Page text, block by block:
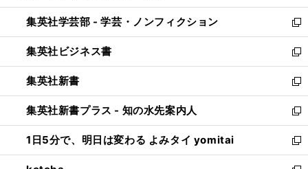
開
く
ウ
で
開
く
ン
ド
ウ
で
開
く
ウ
ィ
ン
ド
ウ
で
開
く
集英社学芸部 - 学芸・ノンフィクション
新
し
い
ウ
ィ
ン
ド
ウ
で
開
集英社ビジネス書
新
し
い
ウ
ィ
ン
ド
ウ
集英社新書
新
し
い
ウ
ィ
ン
集英社新書プラス - 知の水先案内人
新
し
い
ウ
1日5分で、明日は変わる よみタイ yomitai
新
し